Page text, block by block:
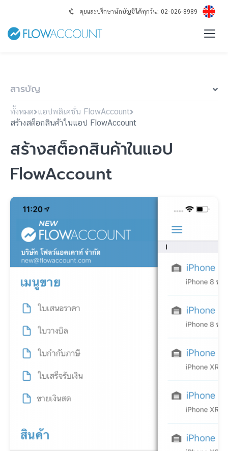
คุยและปรึกษานักบัญชีได้ทุกวัน: 02-026-8989
สารบัญ
ทั้งหมด แอปพลิเคชั่น FlowAccount
สร้างสต็อกสินค้าในแอป FlowAccount
สร้างสต็อกสินค้าในแอป
FlowAccount